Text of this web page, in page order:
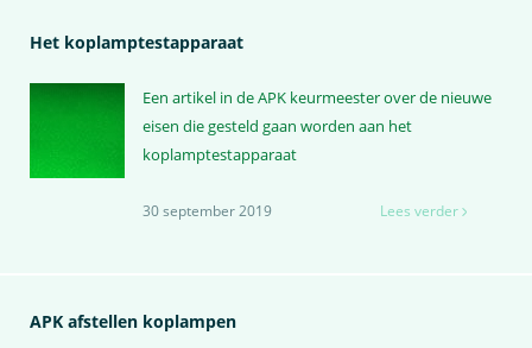
Het koplamptestapparaat
Een artikel in de APK keurmeester over de nieuwe
eisen die gesteld gaan worden aan het
koplamptestapparaat
30 september 2019 Lees verder
APK afstellen koplampen